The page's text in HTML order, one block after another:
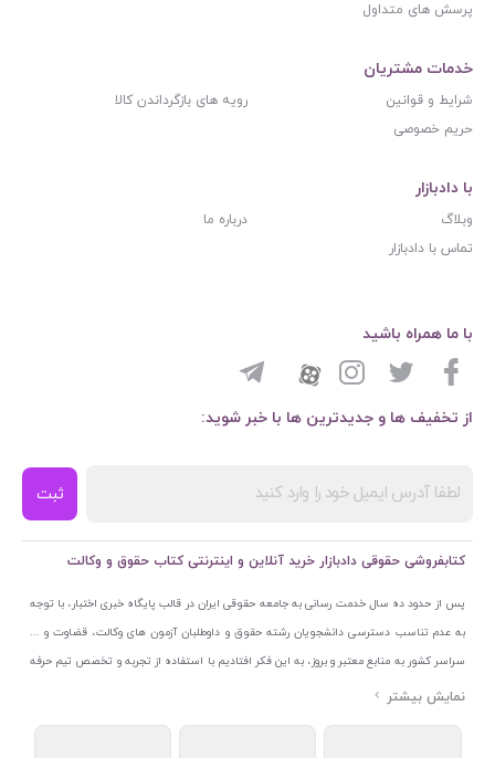
پرسش های متداول
خدمات مشتریان
شرایط و قوانین
رویه های بازگرداندن کالا
حریم خصوصی
با دادبازار
وبلاگ
درباره ما
تماس با دادبازار
از تخفیف ها و جدیدترین ها با خبر شوید:
ثبت
با ما همراه باشید
کتابفروشی حقوقی دادبازار خرید آنلاین و اینترنتی کتاب حقوق و وکالت
پس از حدود ده سال خدمت رسانی به جامعه حقوقی ایران در قالب پایگاه خبری اختبار، با توجه
به عدم تناسب دسترسی دانشجویان رشته حقوق و داوطلبان آزمون های وکالت، قضاوت و ...
سراسر کشور به منابع معتبر و بروز، به این فکر افتادیم با استفاده از تجربه و تخصص تیم حرفه
ای اختبار خدمتی جدید به جامعه حقوقی ایران ارائه کنیم. به این منظور با راه اندازی و تجهیز